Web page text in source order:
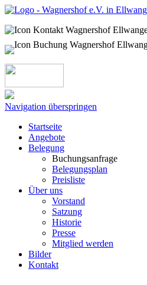
Navigation überspringen
Startseite
Angebote
Belegung
Buchungsanfrage
Belegungsplan
Preisliste
Über uns
Vorstand
Satzung
Historie
Presse
Mitglied werden
Bilder
Kontakt